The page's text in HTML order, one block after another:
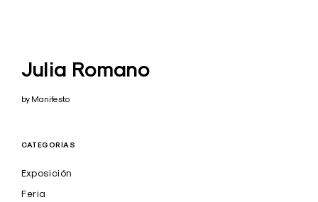
Julia Romano
by Manifesto
CATEGORÍAS
Exposición
Feria